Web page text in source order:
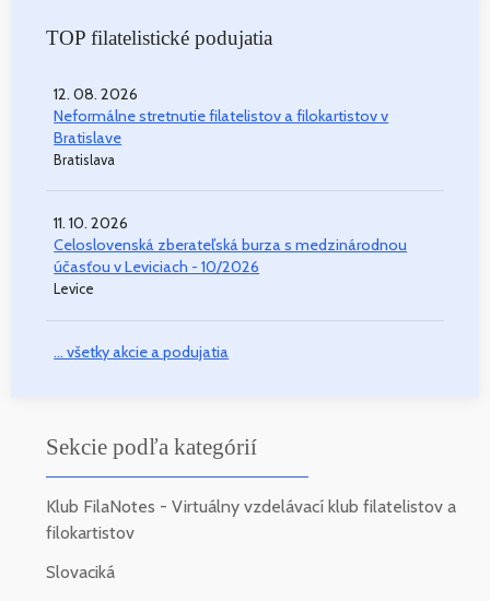
TOP filatelistické podujatia
12. 08. 2026
Neformálne stretnutie filatelistov a filokartistov v
Bratislave
Bratislava
11. 10. 2026
Celoslovenská zberateľská burza s medzinárodnou
účasťou v Leviciach - 10/2026
Levice
... všetky akcie a podujatia
Sekcie podľa kategórií
Klub FilaNotes - Virtuálny vzdelávací klub filatelistov a
filokartistov
Slovaciká